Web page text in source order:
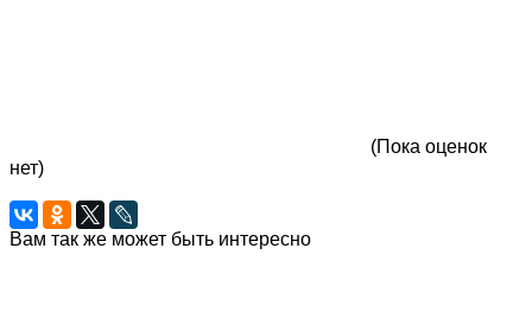
(Пока оценок
нет)
Вам так же может быть интересно